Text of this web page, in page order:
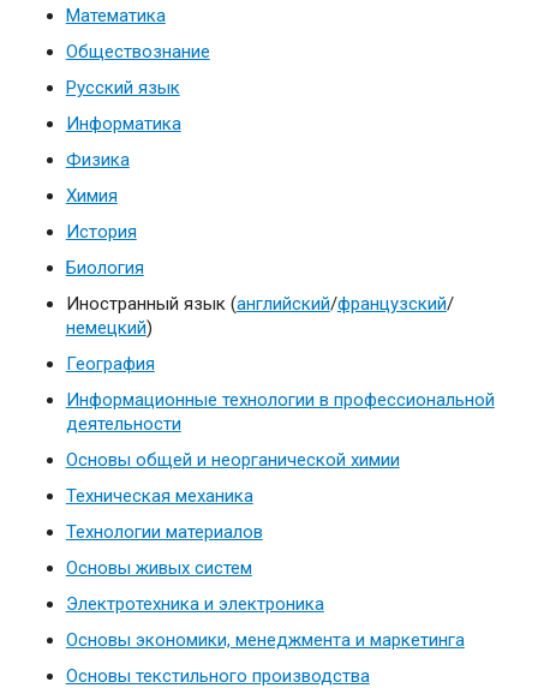
Математика
Обществознание
Русский язык
Информатика
Физика
Химия
История
Биология
Иностранный язык (английский/французский/
немецкий)
География
Информационные технологии в профессиональной
деятельности
Основы общей и неорганической химии
Техническая механика
Технологии материалов
Основы живых систем
Электротехника и электроника
Основы экономики, менеджмента и маркетинга
Основы текстильного производства